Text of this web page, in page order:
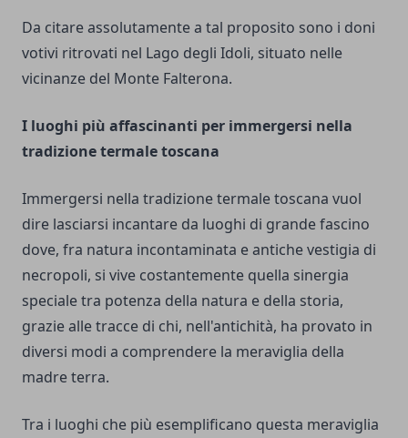
Da citare assolutamente a tal proposito sono i doni
votivi ritrovati nel Lago degli Idoli, situato nelle
vicinanze del Monte Falterona.
I luoghi più affascinanti per immergersi nella
tradizione termale toscana
Immergersi nella tradizione termale toscana vuol
dire lasciarsi incantare da luoghi di grande fascino
dove, fra natura incontaminata e antiche vestigia di
necropoli, si vive costantemente quella sinergia
speciale tra potenza della natura e della storia,
grazie alle tracce di chi, nell'antichità, ha provato in
diversi modi a comprendere la meraviglia della
madre terra.
Tra i luoghi che più esemplificano questa meraviglia